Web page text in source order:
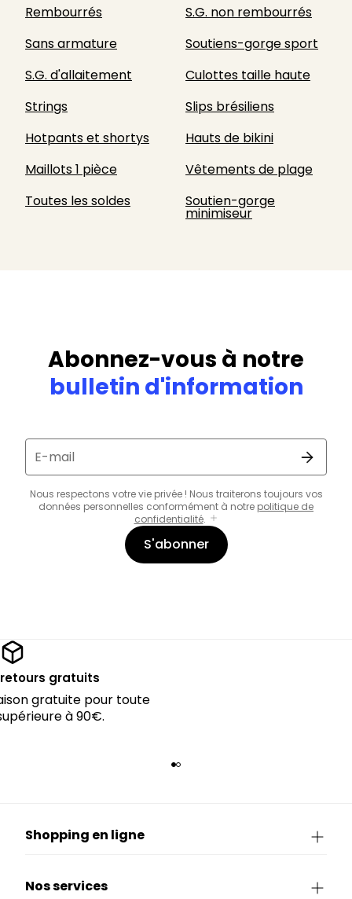
Rembourrés
S.G. non rembourrés
Sans armature
Soutiens-gorge sport
S.G. d'allaitement
Culottes taille haute
Strings
Slips brésiliens
Hotpants et shortys
Hauts de bikini
Maillots 1 pièce
Vêtements de plage
Toutes les soldes
Soutien-gorge
minimiseur
Abonnez-vous à notre
bulletin d'information
E-mail
Nous respectons votre vie privée ! Nous traiterons toujours vos
données personnelles conformément à notre politique de
confidentialité.
S'abonner
gratuits
gratuite pour toute
à 90€.
Shopping en ligne
Nos services